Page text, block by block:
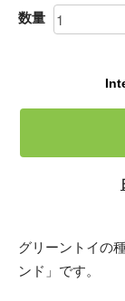
数量
グリーントイの
ンド」です。